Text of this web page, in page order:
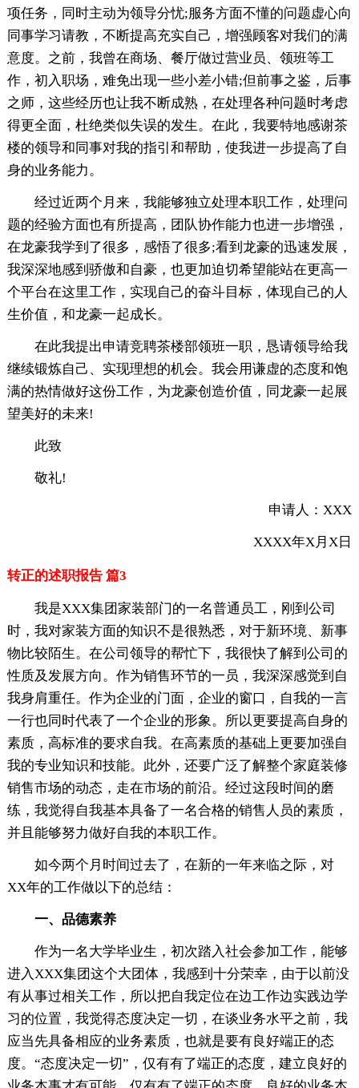
项任务，同时主动为领导分忧;服务方面不懂的问题虚心向
同事学习请教，不断提高充实自己，增强顾客对我们的满
意度。之前，我曾在商场、餐厅做过营业员、领班等工
作，初入职场，难免出现一些小差小错;但前事之鉴，后事
之师，这些经历也让我不断成熟，在处理各种问题时考虑
得更全面，杜绝类似失误的发生。在此，我要特地感谢茶
楼的领导和同事对我的指引和帮助，使我进一步提高了自
身的业务能力。
经过近两个月来，我能够独立处理本职工作，处理问
题的经验方面也有所提高，团队协作能力也进一步增强，
在龙豪我学到了很多，感悟了很多;看到龙豪的迅速发展，
我深深地感到骄傲和自豪，也更加迫切希望能站在更高一
个平台在这里工作，实现自己的奋斗目标，体现自己的人
生价值，和龙豪一起成长。
在此我提出申请竞聘茶楼部领班一职，恳请领导给我
继续锻炼自己、实现理想的机会。我会用谦虚的态度和饱
满的热情做好这份工作，为龙豪创造价值，同龙豪一起展
望美好的未来!
此致
敬礼!
申请人：XXX
XXXX年X月X日
转正的述职报告 篇3
我是XXX集团家装部门的一名普通员工，刚到公司
时，我对家装方面的知识不是很熟悉，对于新环境、新事
物比较陌生。在公司 领导的帮忙下，我很快了解到公司的
性质及发展方向。作为销售环节的一员，我深深感觉到自
我身肩重任。作为企业的门面，企业的窗口，自我的一言
一行也同时代表了一个企业的形象。所以更要提高自身的
素质，高标准的要求自我。在高素质的基础上更要加强自
我的专业知识和技能。此外，还要广泛了解整个家庭装修
销售市场的动态，走在市场的前沿。经过这段时间的磨
练，我觉得自我基本具备了一名合格的销售人员的素质，
并且能够努力做好自我的本职工作。
如今两个月时间过去了，在新的一年来临之际，对
XX年的工作做以下的总结：
一、品德素养
作为一名大学毕业生，初次踏入社会参加工作，能够
进入XXX集团这个大团体，我感到十分荣幸，由于以前没
有从事过相关工作，所以把自我定位在边工作边实践边学
习的位置，我觉得态度决定一切，在谈业务水平之前，我
应当先具备相应的业务素质，也就是要有良好端正的态
度。“态度决定一切”，仅有有了端正的态度，建立良好的